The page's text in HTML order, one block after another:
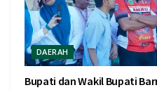
DAERAH
Bupati dan Wakil Bupati